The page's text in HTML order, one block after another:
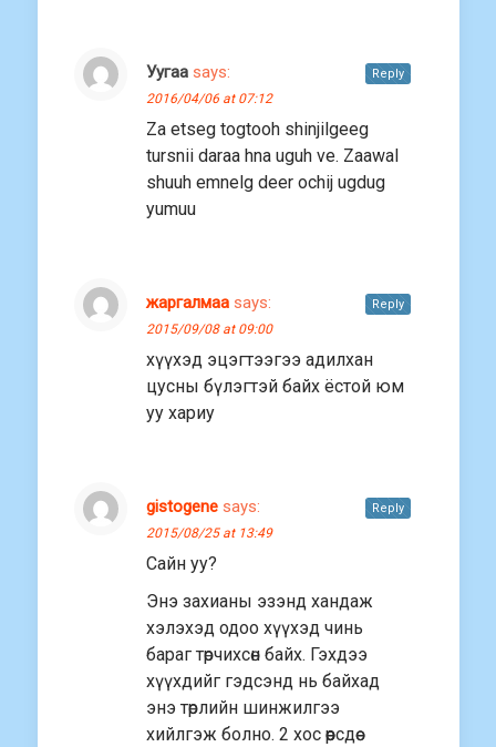
Уугаа says:
2016/04/06 at 07:12
Za etseg togtooh shinjilgeeg
tursnii daraa hna uguh ve. Zaawal
shuuh emnelg deer ochij ugdug
yumuu
Reply
жаргалмаа says:
2015/09/08 at 09:00
хүүхэд эцэгтээгээ адилхан
цусны бүлэгтэй байх ёстой юм
уу хариу
Reply
gistogene says:
2015/08/25 at 13:49
Сайн уу?
Энэ захианы эзэнд хандаж
хэлэхэд одоо хүүхэд чинь
бараг төрчихсөн байх. Гэхдээ
хүүхдийг гэдсэнд нь байхад
энэ төрлийн шинжилгээ
хийлгэж болно. 2 хос өөрсдөө
Reply